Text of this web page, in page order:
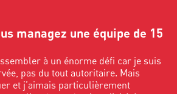
managez une équipe de 15
à un énorme défi car je suis
pas du tout autoritaire. Mais
et j’aimais particulièrement